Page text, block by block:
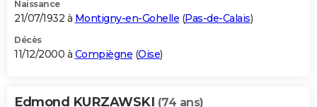
Naissance
21/07/1932 à Montigny-en-Gohelle (Pas-de-Calais)
Décès
11/12/2000 à Compiègne (Oise)
Edmond KURZAWSKI (74 ans)